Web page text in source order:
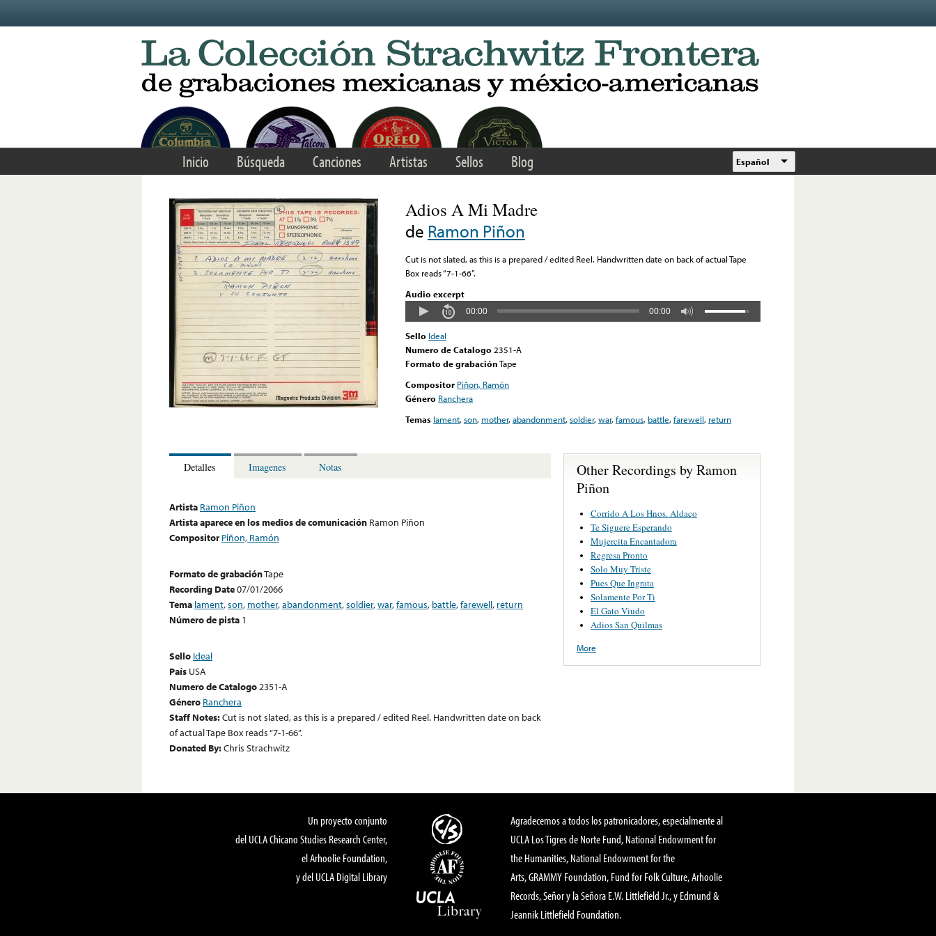
Inicio Búsqueda Canciones Artistas Sellos Blog Español
Adios A Mi Madre
de Ramon Piñon
Cut is not slated, as this is a prepared / edited Reel. Handwritten date on back of actual Tape
Box reads “7-1-66”.
Audio excerpt
00:00 00:00
Sello Ideal
Numero de Catalogo 2351-A
Formato de grabaciónTape
Compositor Piñon, Ramón
Género Ranchera
Temas lament,son, mother,abandonment,soldier,war,famous, battle,farewell, return
Detalles Imagenes Notas
Artista Ramon Piñon
Artista aparece en los medios de comunicación Ramon Piñon
Compositor Piñon, Ramón
Formato de grabaciónTape
Recording Date07/01/2066
Tema lament,son, mother,abandonment,soldier,war,famous, battle,farewell, return
Número de pista 1
Sello Ideal
País USA
Numero de Catalogo2351-A
Género Ranchera
Staff Notes:Cut is not slated, as this is a prepared / edited Reel. Handwritten date on back
of actual Tape Box reads “7-1-66”.
Donated By:Chris Strachwitz
Other Recordings by Ramon
Piñon
Corrido A Los Hnos. Aldaco
Te Siguere Esperando
Mujercita Encantadora
Regresa Pronto
Solo Muy Triste
Pues Que Ingrata
Solamente Por Ti
El Gato Viudo
Adios San Quilmas
More
Un proyecto conjunto
del UCLA Chicano Studies Research Center,
el Arhoolie Foundation,
y del UCLA Digital Library
Agradecemos a todos los patronicadores, especialmente al
UCLA Los Tigres de Norte Fund, National Endowment for
the Humanities, National Endowment for the
Arts, GRAMMY Foundation, Fund for Folk Culture, Arhoolie
Records, Señor y la Señora E.W. Littlefield Jr., y Edmund &
Jeannik Littlefield Foundation.